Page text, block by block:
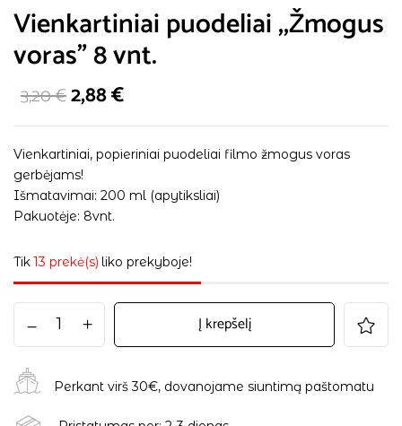
Vienkartiniai puodeliai ,,Žmogus
voras” 8 vnt.
3,20€2,88€
Vienkartiniai, popieriniai puodeliai filmo žmogus voras
gerbėjams!
Išmatavimai: 200 ml (apytiksliai)
Pakuotėje: 8vnt.
Tik13 prekė(s) liko prekyboje!
Į krepšelį
Perkant virš 30€, dovanojame siuntimą paštomatu